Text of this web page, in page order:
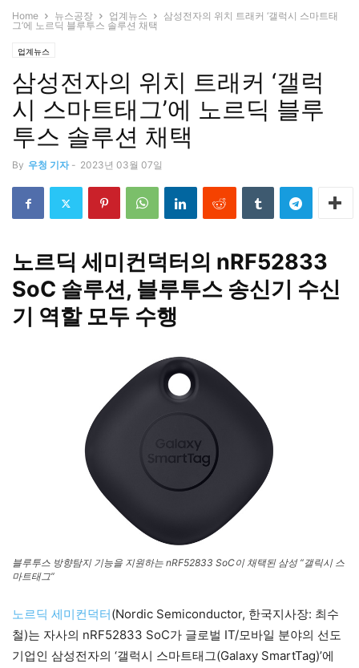
Home 뉴스공장 업계뉴스
삼성전자의 위치 트래커 ‘갤럭시 스마트태
그’에 노르딕 블루투스 솔루션 채택
업계뉴스
삼성전자의 위치 트래커 ‘갤럭
시 스마트태그’에 노르딕 블루
투스 솔루션 채택
By 우청 기자 - 2023년 03월 07일
노르딕 세미컨덕터의 nRF52833
SoC 솔루션, 블루투스 송신기 수신
기 역할 모두 수행
블루투스 방향탐지 기능을 지원하는 nRF52833 SoC이 채택된 삼성 “갤릭시 스
마트태그”
노르딕 세미컨덕터(Nordic Semiconductor, 한국지사장: 최수
철)는 자사의 nRF52833 SoC가 글로벌 IT/모바일 분야의 선도
기업인 삼성전자의 ‘갤럭시 스마트태그(Galaxy SmartTag)’에